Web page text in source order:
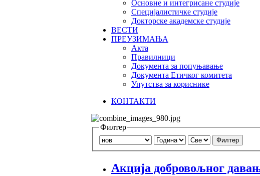
Основне и интегрисане студије
Специјалистичке студије
Докторске академске студије
ВЕСТИ
ПРЕУЗИМАЊА
Акта
Правилници
Документа за попуњавање
Документа Етичког комитета
Упутства за кориснике
КОНТАКТИ
Филтер
Филтер
Акција добровољног